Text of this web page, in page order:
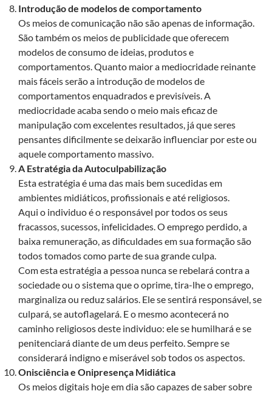
Introdução de modelos de comportamento
Os meios de comunicação não são apenas de informação.
São também os meios de publicidade que oferecem
modelos de consumo de ideias, produtos e
comportamentos. Quanto maior a mediocridade reinante
mais fáceis serão a introdução de modelos de
comportamentos enquadrados e previsíveis. A
mediocridade acaba sendo o meio mais eficaz de
manipulação com excelentes resultados, já que seres
pensantes dificilmente se deixarão influenciar por este ou
aquele comportamento massivo.
A Estratégia da Autoculpabilização
Esta estratégia é uma das mais bem sucedidas em
ambientes midiáticos, profissionais e até religiosos.
Aqui o individuo é o responsável por todos os seus
fracassos, sucessos, infelicidades. O emprego perdido, a
baixa remuneração, as dificuldades em sua formação são
todos tomados como parte de sua grande culpa.
Com esta estratégia a pessoa nunca se rebelará contra a
sociedade ou o sistema que o oprime, tira-lhe o emprego,
marginaliza ou reduz salários. Ele se sentirá responsável, se
culpará, se autoflagelará. E o mesmo acontecerá no
caminho religiosos deste individuo: ele se humilhará e se
penitenciará diante de um deus perfeito. Sempre se
considerará indigno e miserável sob todos os aspectos.
Onisciência e Onipresença Midiática
Os meios digitais hoje em dia são capazes de saber sobre